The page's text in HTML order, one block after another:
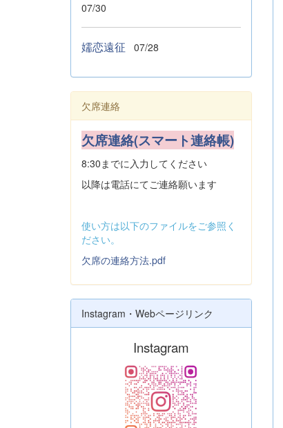
07/30
嬬恋遠征 07/28
欠席連絡
欠席連絡(スマート連絡帳)
8:30までに入力してください
以降は電話にてご連絡願います
使い方は以下のファイルをご参照く
ださい。
欠席の連絡方法.pdf
Instagram・Webページリンク
Instagram